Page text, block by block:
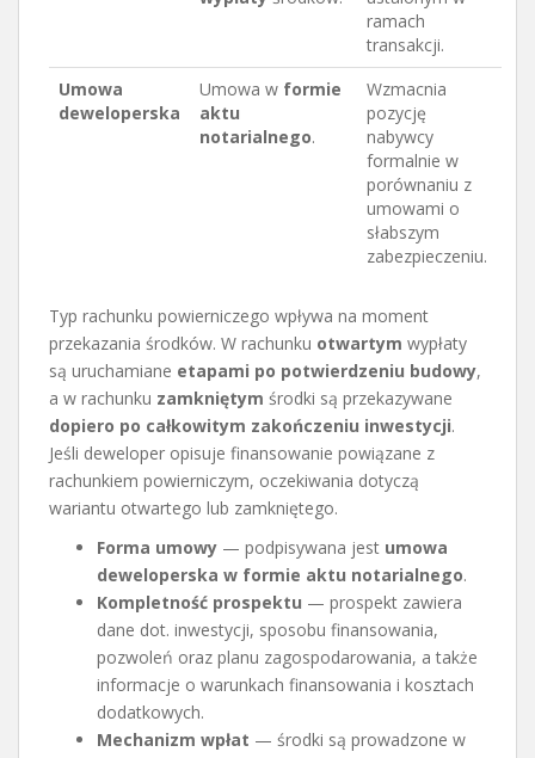
ramach
transakcji.
Umowa
deweloperska
Umowa w formie
aktu
notarialnego.
Wzmacnia
pozycję
nabywcy
formalnie w
porównaniu z
umowami o
słabszym
zabezpieczeniu.
Typ rachunku powierniczego wpływa na moment
przekazania środków. W rachunku otwartym wypłaty
są uruchamiane etapami po potwierdzeniu budowy,
a w rachunku zamkniętym środki są przekazywane
dopiero po całkowitym zakończeniu inwestycji.
Jeśli deweloper opisuje finansowanie powiązane z
rachunkiem powierniczym, oczekiwania dotyczą
wariantu otwartego lub zamkniętego.
Forma umowy — podpisywana jest umowa
deweloperska w formie aktu notarialnego.
Kompletność prospektu — prospekt zawiera
dane dot. inwestycji, sposobu finansowania,
pozwoleń oraz planu zagospodarowania, a także
informacje o warunkach finansowania i kosztach
dodatkowych.
Mechanizm wpłat — środki są prowadzone w